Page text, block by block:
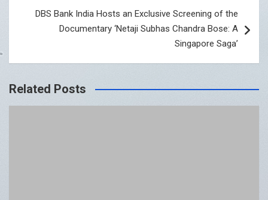
DBS Bank India Hosts an Exclusive Screening of the
Documentary ‘Netaji Subhas Chandra Bose: A
Singapore Saga’
Related Posts